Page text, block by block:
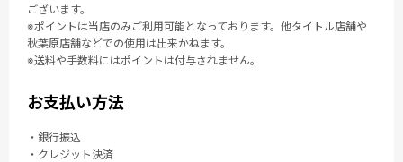
ございます。
※ポイントは当店のみご利用可能となっております。他タイトル店舗や
秋葉原店舗などでの使用は出来かねます。
※送料や手数料にはポイントは付与されません。
お支払い方法
・銀行振込
・クレジット決済